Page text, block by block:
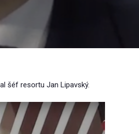
šéf resortu Jan Lipavský.